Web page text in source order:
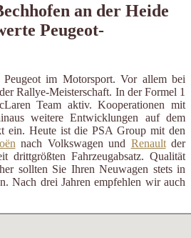
an der Heide
Peugeot-
Peugeot im Motorsport. Vor allem bei
Rallye-Meisterschaft. In der Formel 1
Team aktiv. Kooperationen mit
weitere Entwicklungen auf dem
ein. Heute ist die PSA Group mit den
nach Volkswagen und Renaultder
drittgrößten Fahrzeugabsatz. Qualität
sollten Sie Ihren Neuwagen stets in
Nach drei Jahren empfehlen wir auch